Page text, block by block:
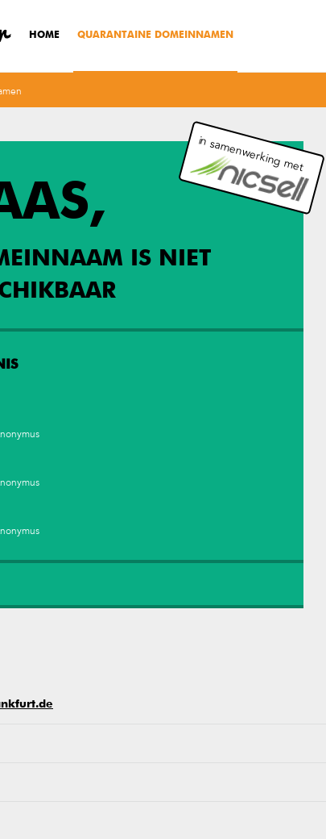
HOME QUARANTAINE DOMEINNAMEN
IS NIET
in samenwerking met